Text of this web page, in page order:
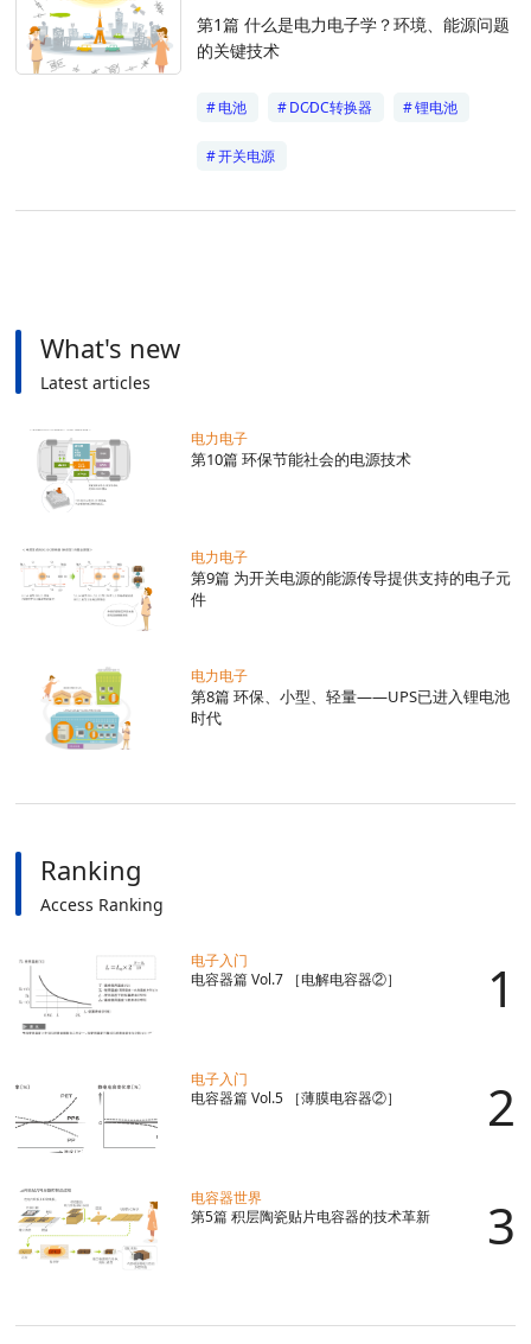
第1篇 什么是电力电子学？环境、能源问题
的关键技术
电池 DC∕DC转换器 锂电池
开关电源
What's new
Latest articles
电力电子
第10篇 环保节能社会的电源技术
电力电子
第9篇 为开关电源的能源传导提供支持的电子元
件
电力电子
第8篇 环保、小型、轻量——UPS已进入锂电池
时代
Ranking
Access Ranking
电子入门
电容器篇 Vol.7 ［电解电容器②］
电子入门
电容器篇 Vol.5 ［薄膜电容器②］
电容器世界
第5篇 积层陶瓷贴片电容器的技术革新